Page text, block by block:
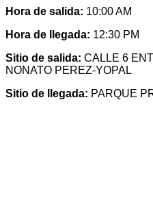
Hora de salida: 10:00 AM
Hora de llegada: 12:30 PM
Sitio de salida: CALLE 6
NONATO PEREZ-YOPAL
Sitio de llegada: PARQUE